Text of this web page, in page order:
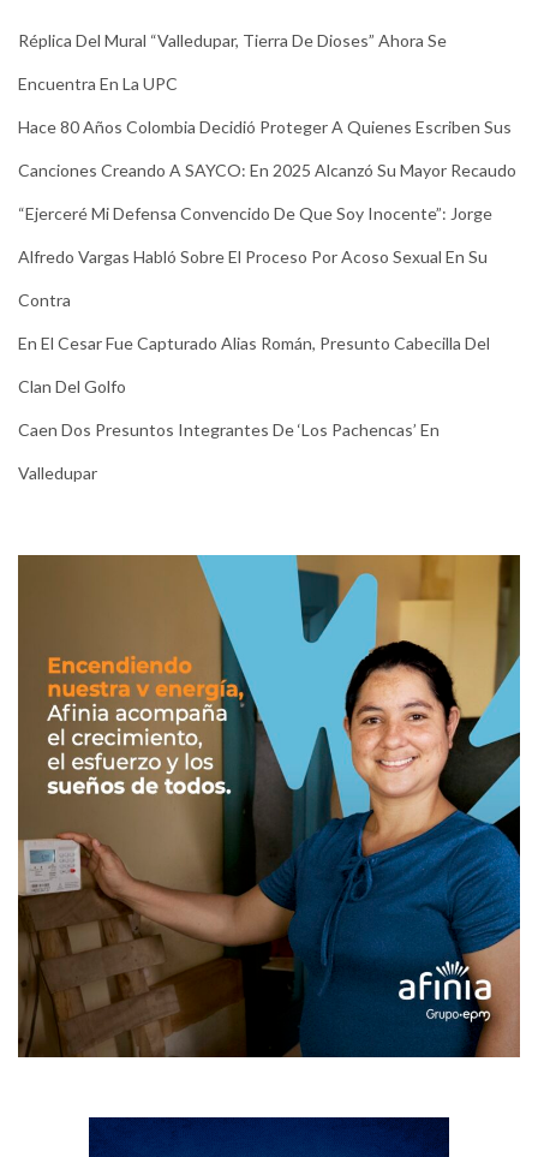
Réplica Del Mural “Valledupar, Tierra De Dioses” Ahora Se
Encuentra En La UPC
Hace 80 Años Colombia Decidió Proteger A Quienes Escriben Sus
Canciones Creando A SAYCO: En 2025 Alcanzó Su Mayor Recaudo
“Ejerceré Mi Defensa Convencido De Que Soy Inocente”: Jorge
Alfredo Vargas Habló Sobre El Proceso Por Acoso Sexual En Su
Contra
En El Cesar Fue Capturado Alias Román, Presunto Cabecilla Del
Clan Del Golfo
Caen Dos Presuntos Integrantes De ‘Los Pachencas’ En
Valledupar